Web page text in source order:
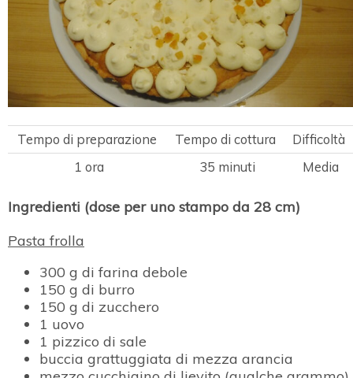
Tempo di preparazione Tempo di cottura
Difficoltà
1 ora
35 minuti Media
Ingredienti (dose per uno stampo da 28 cm)
Pasta frolla
300 g di farina debole
150 g di burro
150 g di zucchero
1 uovo
1 pizzico di sale
buccia grattuggiata di mezza arancia